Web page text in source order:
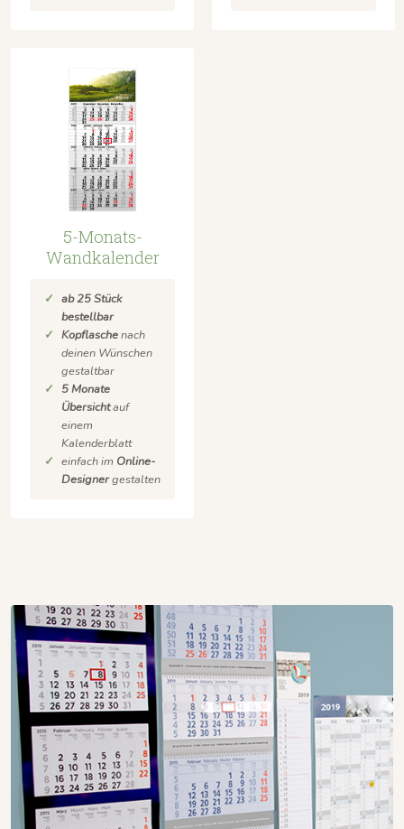
5-Monats-
Wandkalender
ab 25 Stück
bestellbar
Kopflaschenach
deinen Wünschen
gestaltbar
5 Monate
Übersichtauf
einem
Kalenderblatt
einfach im Online-
Designergestalten